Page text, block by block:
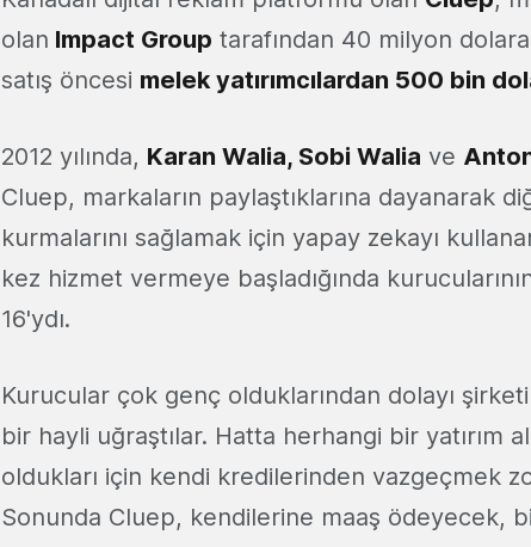
olan Impact Group tarafından 40 milyon
satış öncesi melek yatırımcılardan 500 bin
2012 yılında, Karan Walia, Sobi Walia ve
Cluep, markaların paylaştıklarına dayanarak
kurmalarını sağlamak için yapay zekayı
kez hizmet vermeye başladığında
16'ydı.
Kurucular çok genç olduklarından dolayı
bir hayli uğraştılar. Hatta herhangi bir yatırım
oldukları için kendi kredilerinden vazgeçmek
Sonunda Cluep, kendilerine maaş ödeyecek,